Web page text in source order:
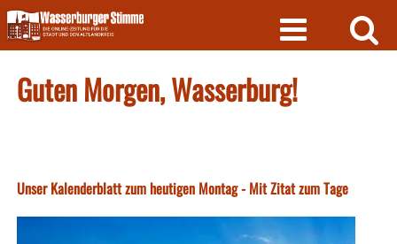
Skip
to
content
Guten Morgen, Wasserburg!
Unser Kalenderblatt zum heutigen Montag - Mit Zitat zum Tage